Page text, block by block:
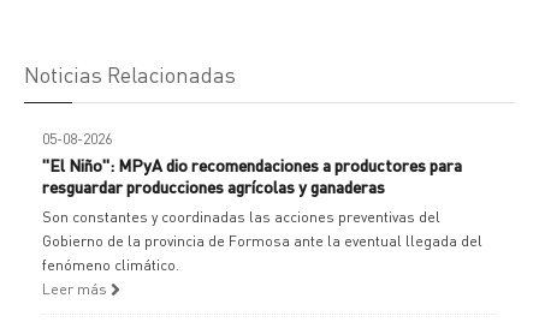
Noticias Relacionadas
05-08-2026
"El Niño": MPyA dio recomendaciones a productores para
resguardar producciones agrícolas y ganaderas
Son constantes y coordinadas las acciones preventivas del
Gobierno de la provincia de Formosa ante la eventual llegada del
fenómeno climático.
Leer más